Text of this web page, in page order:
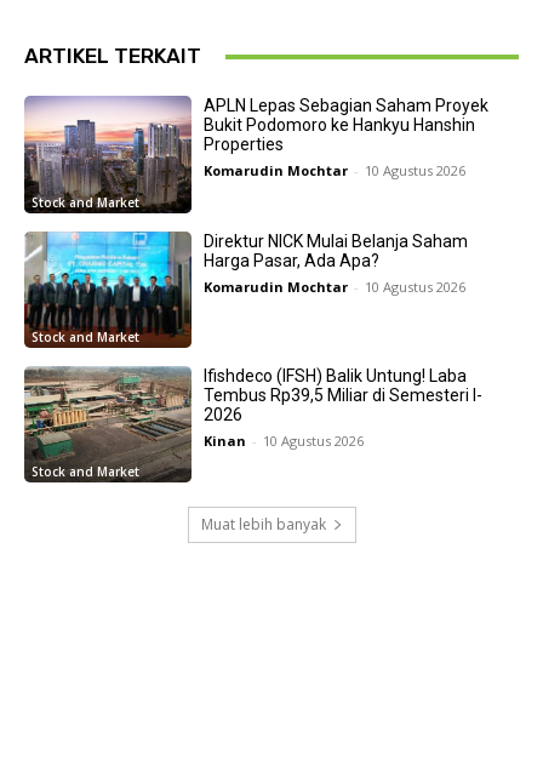
ARTIKEL TERKAIT
Stock and Market
APLN Lepas Sebagian Saham Proyek
Bukit Podomoro ke Hankyu Hanshin
Properties
Komarudin Mochtar - 10 Agustus 2026
Stock and Market
Direktur NICK Mulai Belanja Saham
Harga Pasar, Ada Apa?
Komarudin Mochtar - 10 Agustus 2026
Stock and Market
Ifishdeco (IFSH) Balik Untung! Laba
Tembus Rp39,5 Miliar di Semesteri I-
2026
Kinan - 10 Agustus 2026
Muat lebih banyak